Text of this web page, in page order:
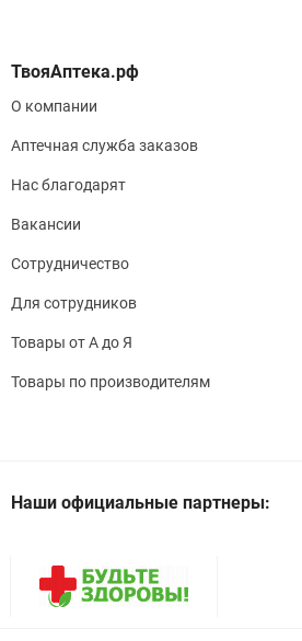
О компании
Аптечная служба заказов
Нас благодарят
Вакансии
Сотрудничество
Для сотрудников
Товары от А до Я
Товары по производителям
Наши официальные партнеры: